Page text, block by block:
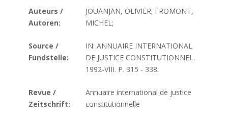
Auteurs /
Autoren:
JOUANJAN, OLIVIER; FROMONT,
MICHEL;
Source /
Fundstelle:
IN: ANNUAIRE INTERNATIONAL
DE JUSTICE CONSTITUTIONNEL.
1992-VIII. P. 315 - 338.
Revue /
Zeitschrift:
Annuaire international de justice
constitutionnelle